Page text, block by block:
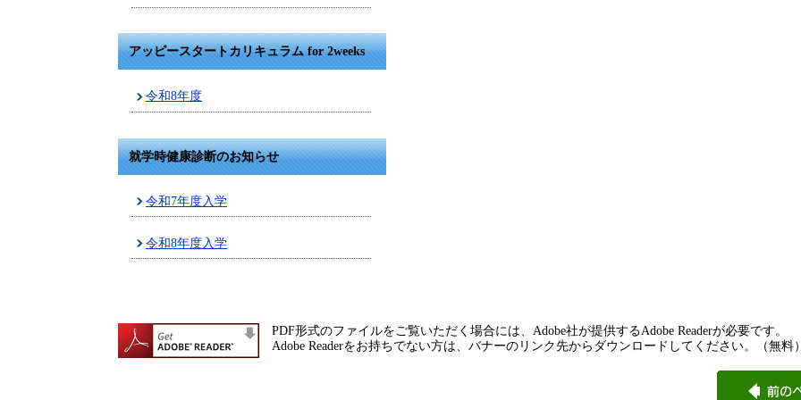
アッピースタートカリキュラム for 2weeks
令和8年度
就学時健康診断のお知らせ
令和7年度入学
令和8年度入学
PDF形式のファイルをご覧いただく場合には、Adobe社が提供するAdobe Readerが必要です。
Adobe Readerをお持ちでない方は、バナーのリンク先からダウンロードしてください。（無料